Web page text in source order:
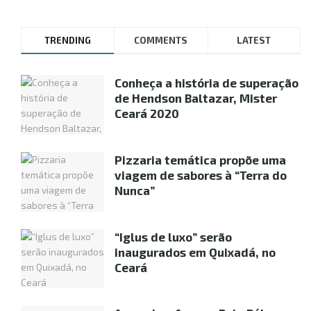
TRENDING COMMENTS LATEST
Conheça a história de superação
de Hendson Baltazar, Mister
Ceará 2020
Pizzaria temática propõe uma
viagem de sabores à “Terra do
Nunca”
“Iglus de luxo” serão
inaugurados em Quixadá, no
Ceará